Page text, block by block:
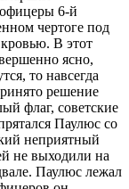
6-й
чертоге под
В этот
ясно,
то навсегда
решение
флаг, советские
Паулюс со
неприятный
не выходили на
Паулюс лежал